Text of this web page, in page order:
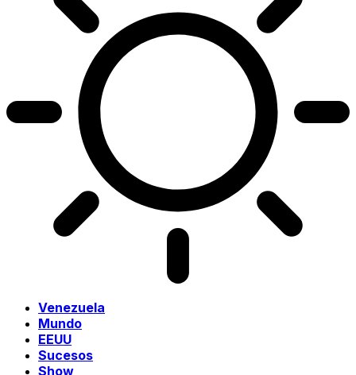
Venezuela
Mundo
EEUU
Sucesos
Show